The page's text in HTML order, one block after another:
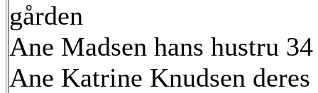
gården
Ane Madsen hans hustru
Ane Katrine Knudsen